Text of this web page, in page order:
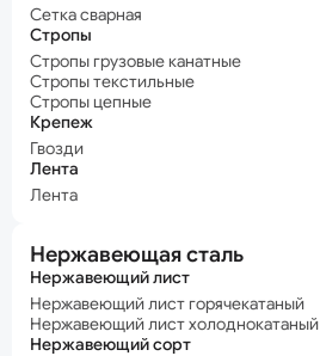
Сетка сварная
Стропы
Стропы грузовые канатные
Стропы текстильные
Стропы цепные
Крепеж
Гвозди
Лента
Лента
Нержавеющая сталь
Нержавеющий лист
Нержавеющий лист горячекатаный
Нержавеющий лист холоднокатаный
Нержавеющий сорт